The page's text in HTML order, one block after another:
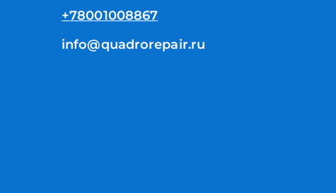
+78001008867
info@quadrorepair.ru